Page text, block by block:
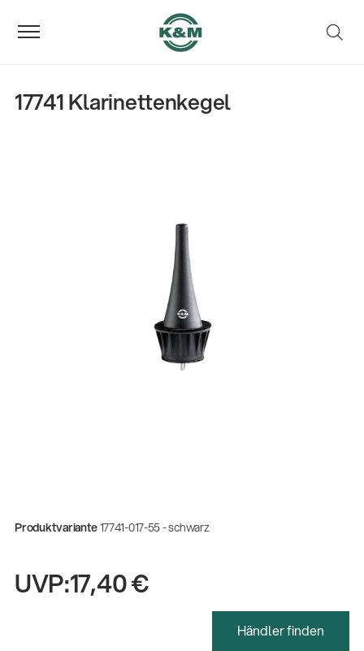
17741 Klarinettenkegel
Produktvariante17741-017-55 - schwarz
UVP:17,40 €
Händler finden